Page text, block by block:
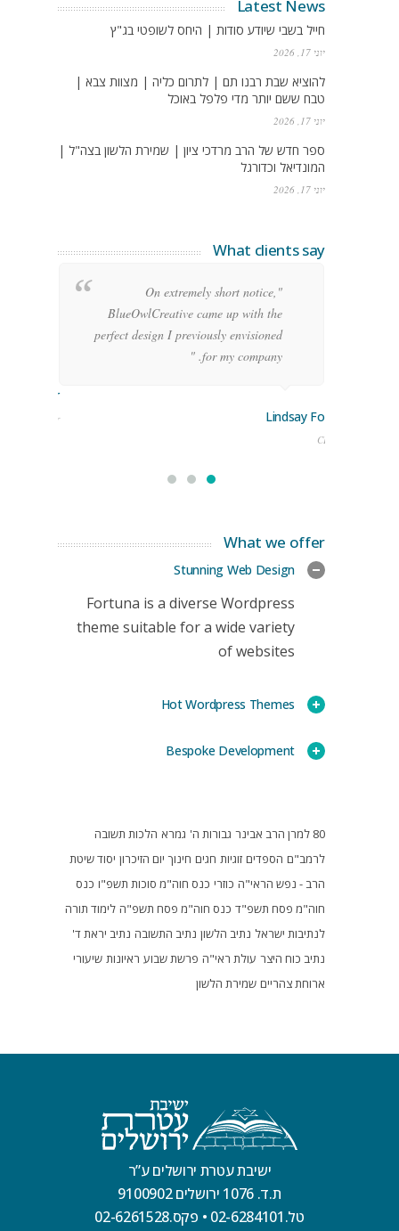
Latest News
חייל בשבי שיודע סודות | היחס לשופטי בג"ץ
יוני 17, 2026
להוציא שבת רבנו תם | לתרום כליה | מצוות צבא |
טבח ששם יותר מדי פלפל באוכל
יוני 17, 2026
ספר חדש של הרב מרדכי ציון | שמירת הלשון בצה"ל |
המונדיאל וכדורגל
יוני 17, 2026
What clients say
"On extremely short notice,
BlueOwlCreative came up with the
perfect design I previously envisioned
for my company. "
Lindsay Ford
CEO
Stoner
Manager
What we offer
Stunning Web Design
Fortuna is a diverse Wordpress
theme suitable for a wide variety
of websites
Hot Wordpress Themes
Bespoke Development
80 למרן הרב אבינר גבורות ה' גמרא הלכות תשובה
לרמב"ם הספדים זוגיות חגים חינוך יום הזיכרון יסוד שיטת
הרב - נפש הראי"ה כוזרי כנס חוה"מ סוכות תשפ"ו כנס
חוה"מ פסח תשפ"ד כנס חוה"מ פסח תשפ"ה לימוד תורה
לנתיבות ישראל נתיב הלשון נתיב התשובה נתיב יראת ד'
נתיב כוח היצר עולת ראי"ה פרשת שבוע ראיונות שיעורי
ארוחת צהריים שמירת הלשון
ישיבת עטרת ירושלים ע”ר
ת.ד. 1076 ירושלים 9100902
טל.02-6284101
• פקס.02-6261528